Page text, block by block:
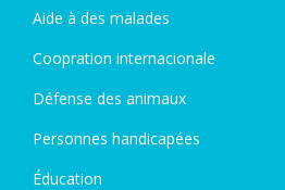
Aide à des malades
Coopration internacionale
Défense des animaux
Personnes handicapées
Éducation